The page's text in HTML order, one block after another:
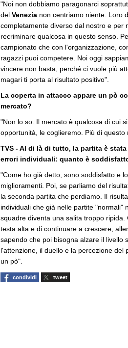
"Noi non dobbiamo paragonarci
del Venezia non centriamo niente. Loro
completamente diverso dal nostro e per
recriminare qualcosa in questo senso.
campionato che con l'organizzazione,
ragazzi puoi competere. Noi oggi
vincere non basta, perché ci vuole più
magari ti porta al risultato positivo".
La coperta in attacco appare un pò
mercato?
"Non lo so. Il mercato è qualcosa di cui
opportunità, le coglieremo. Più di questo
TVS - Al di là di tutto, la partita è
errori individuali: quanto è
"Come ho già detto, sono soddisfatto e
miglioramenti. Poi, se parliamo del
la seconda partita che perdiamo. Il
individuali che già nelle partite "normali"
squadre diventa una salita troppo
testa alta e di continuare a crescere,
sapendo che poi bisogna alzare il livello
l'attenzione, il duello e la percezione del
un pò".
condividi tweet